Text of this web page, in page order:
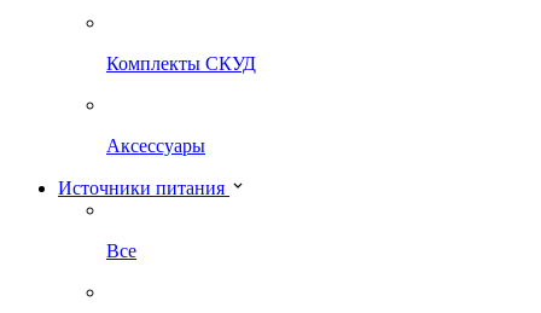
Комплекты СКУД
Аксессуары
Источники питания
Все